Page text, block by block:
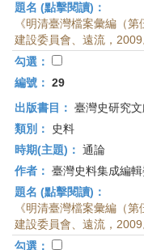
題名 (點擊閱讀)：
《明清臺灣檔案彙編（
建設委員會、遠流，2009
勾選：
編號： 29
出版書目： 臺灣史研究
類別：
史料
時期(主題)： 通論
作者： 臺灣史料集成編
題名 (點擊閱讀)：
《明清臺灣檔案彙編（
建設委員會、遠流，2009
勾選：